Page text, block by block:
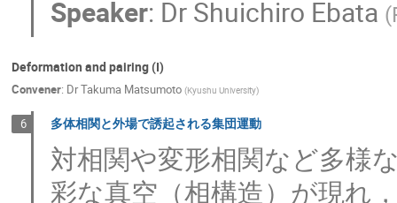
Speaker: DrShuichiro Ebata (
Deformation and pairing (I)
Convener: DrTakuma Matsumoto (Kyushu University)
6 多体相関と外場で誘起される集団運動
対相関や変形相関など多様
彩な真空（相構造）が現れ